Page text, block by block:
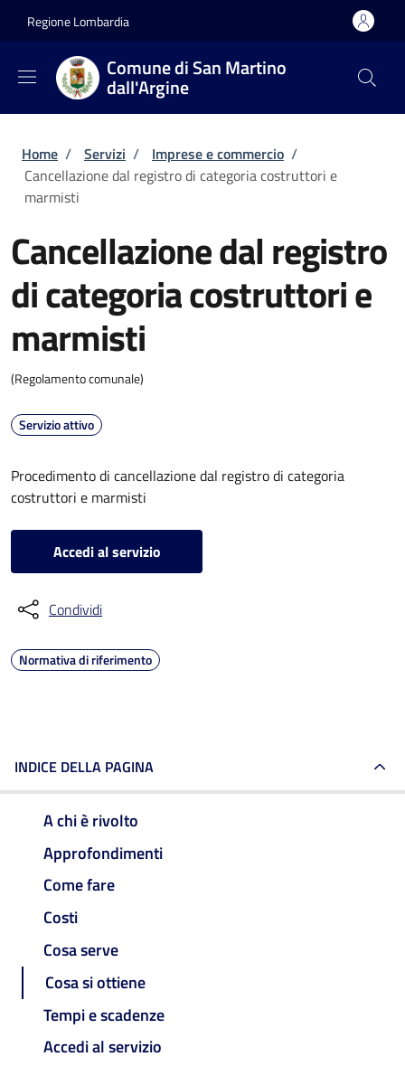
Regione Lombardia
Comune di San Martino
dall'Argine
Briciole di pane
Home / Servizi / Imprese e commercio /
Cancellazione dal registro di categoria costruttori e
marmisti
Cancellazione dal registro
di categoria costruttori e
marmisti
(Regolamento comunale)
Servizio attivo
Procedimento di cancellazione dal registro di categoria
costruttori e marmisti
Accedi al servizio
Condividi
Normativa di riferimento
INDICE DELLA PAGINA
A chi è rivolto
Approfondimenti
Come fare
Costi
Cosa serve
Cosa si ottiene
Tempi e scadenze
Accedi al servizio